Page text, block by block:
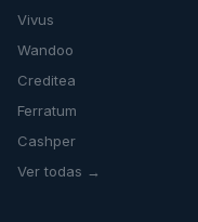
Vivus
Wandoo
Creditea
Ferratum
Cashper
Ver todas →